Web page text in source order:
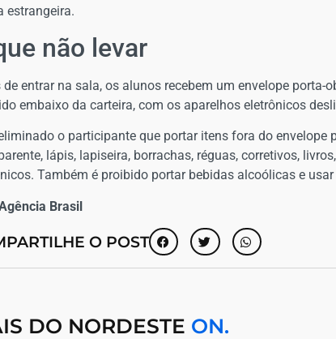
estrangeira.
não levar
de entrar na sala, os alunos recebem um envelope
embaixo da carteira, com os aparelhos eletrônicos
o participante que portar itens fora do envelope
lápis, lapiseira, borrachas, réguas, corretivos,
Também é proibido portar bebidas alcoólicas e
Brasil
O POST
DO NORDESTE ON.